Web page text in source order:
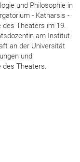
und Philosophie in
- Katharsis -
des Theaters im 19.
am Institut
an der Universität
und
des Theaters.